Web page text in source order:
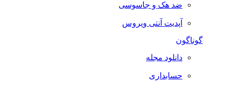
ضد هک و جاسوسی
آپدیت آنتی ویروس
گوناگون
دانلود مجله
حسابداری